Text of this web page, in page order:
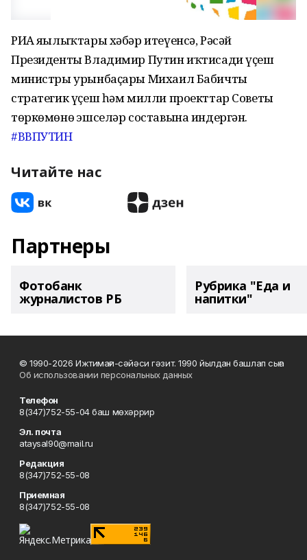
РИА яңылыҡтары хәбәр итеүенсә, Рәсәй
Президенты Владимир Путин иҡтисади үҫеш
министры урынбаҫары Михаил Бабичты
стратегик үҫеш һәм милли проекттар Советы
төркөмөнөң эшселәр составына индергән.
#ВВПУТИН
Читайте нас
Партнеры
Фотобанк
журналистов РБ
Рубрика "Еда и
напитки"
© 1990-2026 Ижтимағи-сәйәси гәзит. 1990 йылдан башлап сыға
Об использовании персональных данных
Телефон
8(347)752-55-04 баш мөхәррир
Эл. почта
ataysal90@mail.ru
Редакция
8(347)752-55-08
Приемная
8(347)752-55-08